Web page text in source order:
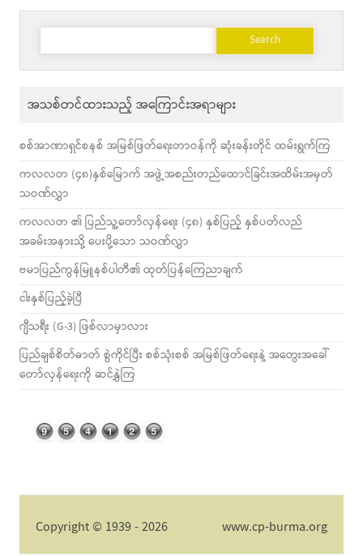
Search
အသစ်တင်ထားသည့် အကြောင်းအရာများ
စစ်အာဏာရှင်စနစ် အမြစ်ဖြတ်ရေးတာဝန်ကို ဆုံးခန်းတိုင် ထမ်းရွက်ကြ
ကလလတ (၄၈)နှစ်မြောက် အဖွဲ့အစည်းတည်ထောင်ခြင်းအထိမ်းအမှတ်
သဝဏ်လွှာ
ကလလတ ၏ ပြည်သူ့တော်လှန်ရေး (၄၈) နှစ်ပြည့် နှစ်ပတ်လည်
အခမ်းအနားသို့ ပေးပို့သော သဝဏ်လွှာ
ဗမာပြည်ကွန်မြူနစ်ပါတီ၏ ထုတ်ပြန်ကြေညာချက်
ငါးနှစ်ပြည့်ခဲ့ပြီ
ဂျီသရီး (G-3) ဖြစ်လာမှာလား
ပြည်ချစ်စိတ်ဓာတ် စွဲကိုင်ပြီး စစ်သုံးစစ် အမြစ်ဖြတ်ရေးနဲ့ အတွေးအခေါ်
တော်လှန်ရေးကို ဆင်နွှဲကြ
Copyright © 1939 - 2026 www.cp-burma.org